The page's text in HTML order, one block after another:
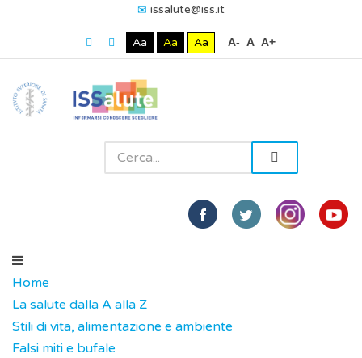
issalute@iss.it
Aa Aa Aa A- A A+
Home
La salute dalla A alla Z
Stili di vita, alimentazione e ambiente
Falsi miti e bufale